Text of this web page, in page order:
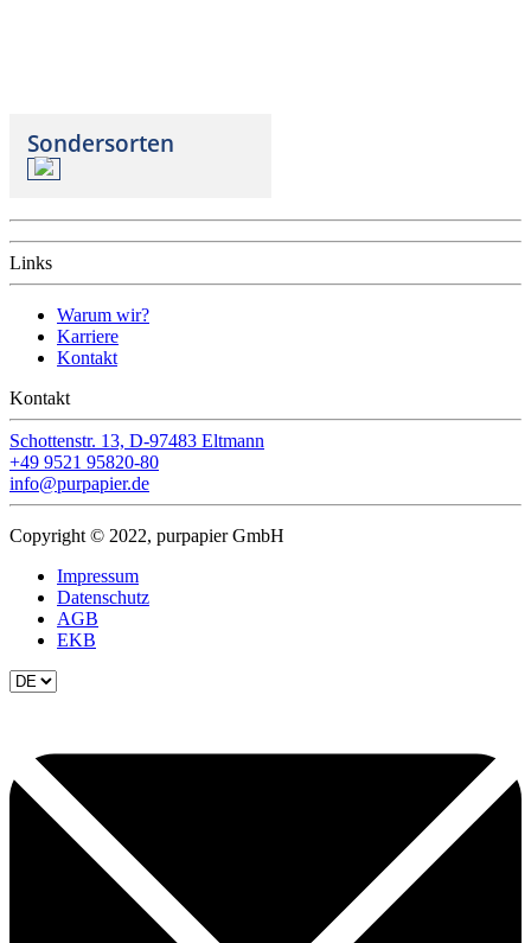
Sondersorten
Links
Warum wir?
Karriere
Kontakt
Kontakt
Schottenstr. 13, D-97483 Eltmann
+49 9521 95820-80
info@purpapier.de
Copyright © 2022, purpapier GmbH
Impressum
Datenschutz
AGB
EKB
Sprache